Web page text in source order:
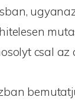
csal az